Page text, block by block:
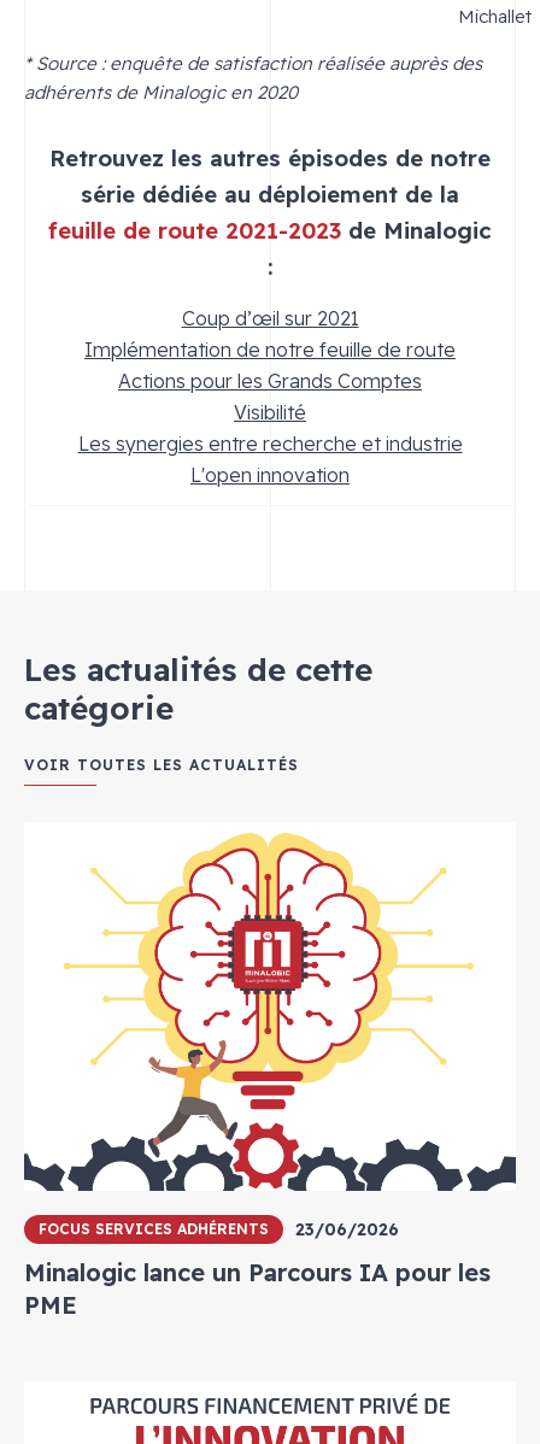
Michallet
* Source : enquête de satisfaction réalisée auprès des
adhérents de Minalogic en 2020
Retrouvez les autres épisodes de notre
série dédiée au déploiement de la
feuille de route 2021-2023 de Minalogic
:
Coup d’œil sur 2021
Implémentation de notre feuille de route
Actions pour les Grands Comptes
Visibilité
Les synergies entre recherche et industrie
L'open innovation
Les actualités de cette
catégorie
VOIR TOUTES LES ACTUALITÉS
FOCUS SERVICES ADHÉRENTS 23/06/2026
Minalogic lance un Parcours IA pour les
PME